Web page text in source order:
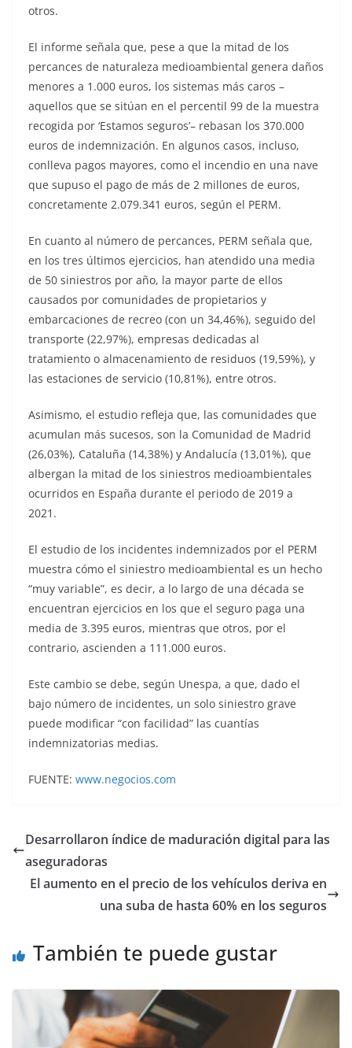
otros.
El informe señala que, pese a que la mitad de los
percances de naturaleza medioambiental genera daños
menores a 1.000 euros, los sistemas más caros –
aquellos que se sitúan en el percentil 99 de la muestra
recogida por ‘Estamos seguros’– rebasan los 370.000
euros de indemnización. En algunos casos, incluso,
conlleva pagos mayores, como el incendio en una nave
que supuso el pago de más de 2 millones de euros,
concretamente 2.079.341 euros, según el PERM.
En cuanto al número de percances, PERM señala que,
en los tres últimos ejercicios, han atendido una media
de 50 siniestros por año, la mayor parte de ellos
causados por comunidades de propietarios y
embarcaciones de recreo (con un 34,46%), seguido del
transporte (22,97%), empresas dedicadas al
tratamiento o almacenamiento de residuos (19,59%), y
las estaciones de servicio (10,81%), entre otros.
Asimismo, el estudio refleja que, las comunidades que
acumulan más sucesos, son la Comunidad de Madrid
(26,03%), Cataluña (14,38%) y Andalucía (13,01%), que
albergan la mitad de los siniestros medioambientales
ocurridos en España durante el periodo de 2019 a
2021.
El estudio de los incidentes indemnizados por el PERM
muestra cómo el siniestro medioambiental es un hecho
“muy variable”, es decir, a lo largo de una década se
encuentran ejercicios en los que el seguro paga una
media de 3.395 euros, mientras que otros, por el
contrario, ascienden a 111.000 euros.
Este cambio se debe, según Unespa, a que, dado el
bajo número de incidentes, un solo siniestro grave
puede modificar “con facilidad” las cuantías
indemnizatorias medias.
FUENTE: www.negocios.com
Desarrollaron índice de maduración digital para las
aseguradoras
El aumento en el precio de los vehículos deriva en
una suba de hasta 60% en los seguros
También te puede gustar